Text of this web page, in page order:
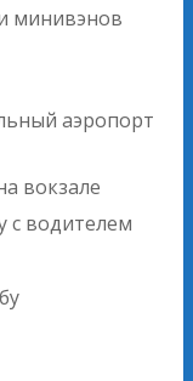
минивэнов
аэропорт
вокзале
с водителем